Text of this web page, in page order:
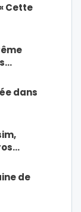
Cette
dans
de